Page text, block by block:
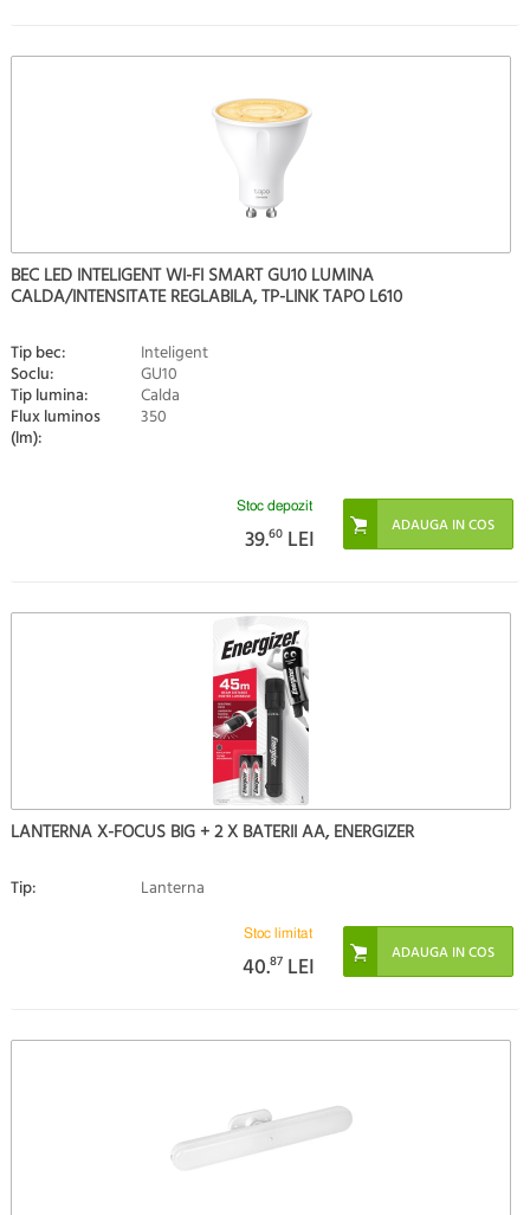
BEC LED INTELIGENT WI-FI SMART GU10 LUMINA
CALDA/INTENSITATE REGLABILA, TP-LINK TAPO L610
Tip bec: Inteligent
Soclu: GU10
Tip lumina: Calda
Flux luminos
(lm):
350
Stoc depozit
39.60 LEI
LANTERNA X-FOCUS BIG + 2 X BATERII AA, ENERGIZER
Tip: Lanterna
Stoc limitat
40.87 LEI